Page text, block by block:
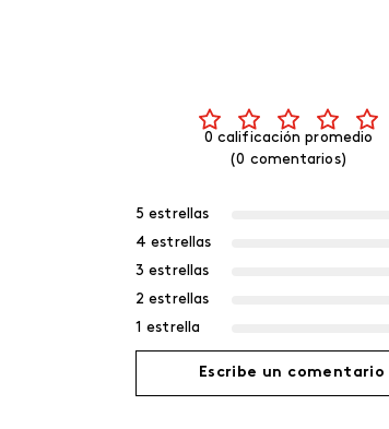
0 calificación promedio
(0 comentarios)
5 estrellas
4 estrellas
3 estrellas
2 estrellas
1 estrella
Escribe un comentario